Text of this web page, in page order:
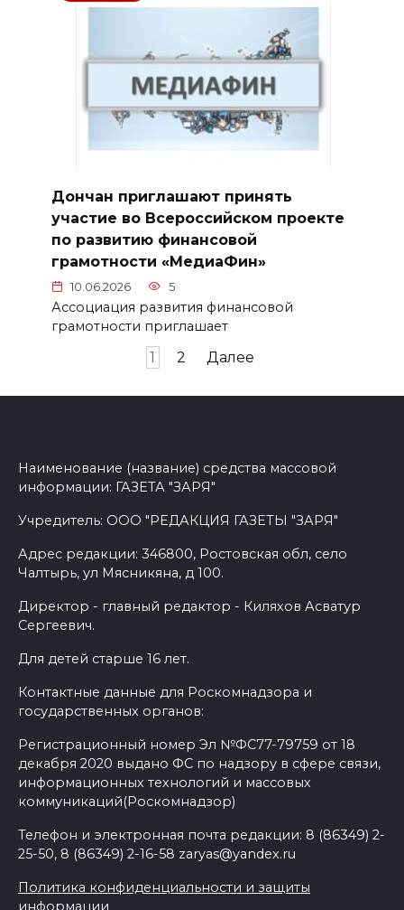
Дончан приглашают принять
участие во Всероссийском проекте
по развитию финансовой
грамотности «МедиаФин»
10.06.2026 5
Ассоциация развития финансовой
грамотности приглашает
1 2 Далее
Наименование (название) средства массовой
информации: ГАЗЕТА "ЗАРЯ"
Учредитель: ООО "РЕДАКЦИЯ ГАЗЕТЫ "ЗАРЯ"
Адрес редакции: 346800, Ростовская обл, село
Чалтырь, ул Мясникяна, д 100.
Директор - главный редактор - Киляхов Асватур
Сергеевич.
Для детей старше 16 лет.
Контактные данные для Роскомнадзора и
государственных органов:
Регистрационный номер Эл №ФС77-79759 от 18
декабря 2020 выдано ФС по надзору в сфере связи,
информационных технологий и массовых
коммуникаций(Роскомнадзор)
Телефон и электронная почта редакции: 8 (86349) 2-
25-50, 8 (86349) 2-16-58 zaryas@yandex.ru
Политика конфиденциальности и защиты
информации